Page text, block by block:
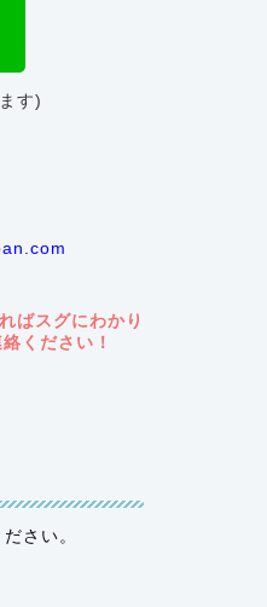
す)
ばスグにわかり
ください！
さい。